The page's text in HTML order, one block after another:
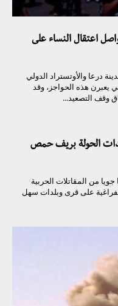
اعتقال النساء على
درعا والأوتستراد الدولي
يعبرن هذه الحواجز، وقد
وقف التصعيد...
الحولة بريف حمص
من المقاتلات الحربية
على قرى وبلدات سهل